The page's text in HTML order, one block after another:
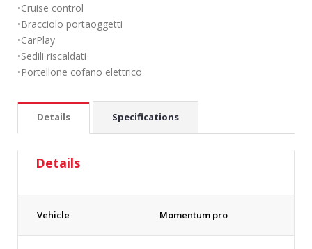
•Cruise control
•Bracciolo portaoggetti
•CarPlay
•Sedili riscaldati
•Portellone cofano elettrico
Details Specifications
Details
Vehicle Momentum pro